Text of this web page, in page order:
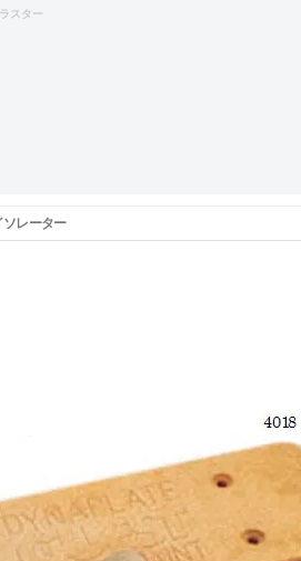
スター
ソレーター